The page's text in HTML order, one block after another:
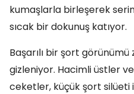
kumaşlarla birleşerek
sıcak bir dokunuş katıyor.
Başarılı bir şort görünümü
gizleniyor. Hacimli üstler
ceketler, küçük şort silüeti